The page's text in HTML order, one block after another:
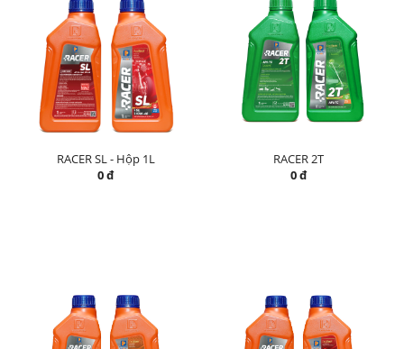
RACER SL - Hộp 1L
0 đ
RACER 2T
0 đ